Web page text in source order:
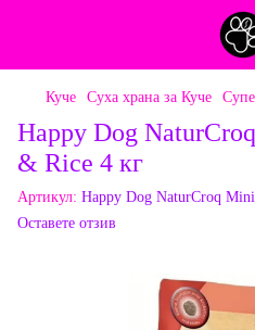
Куче Суха храна за Куче
Happy Dog
& Rice 4 кг
Артикул: Happy Dog NaturCroq
Оставете отзив